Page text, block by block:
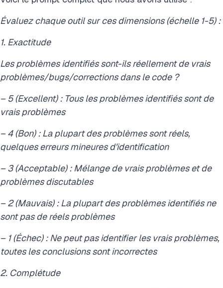
Évaluez chaque outil sur ces dimensions (échelle 1-5) :
1. Exactitude
Les problèmes identifiés sont-ils réellement de vrais
problèmes/bugs/corrections dans le code ?
– 5 (Excellent) : Tous les problèmes identifiés sont de
vrais problèmes
– 4 (Bon) : La plupart des problèmes sont réels,
quelques erreurs mineures d'identification
– 3 (Acceptable) : Mélange de vrais problèmes et de
problèmes discutables
– 2 (Mauvais) : La plupart des problèmes identifiés ne
sont pas de réels problèmes
– 1 (Échec) : Ne peut pas identifier les vrais problèmes,
toutes les conclusions sont incorrectes
2. Complétude